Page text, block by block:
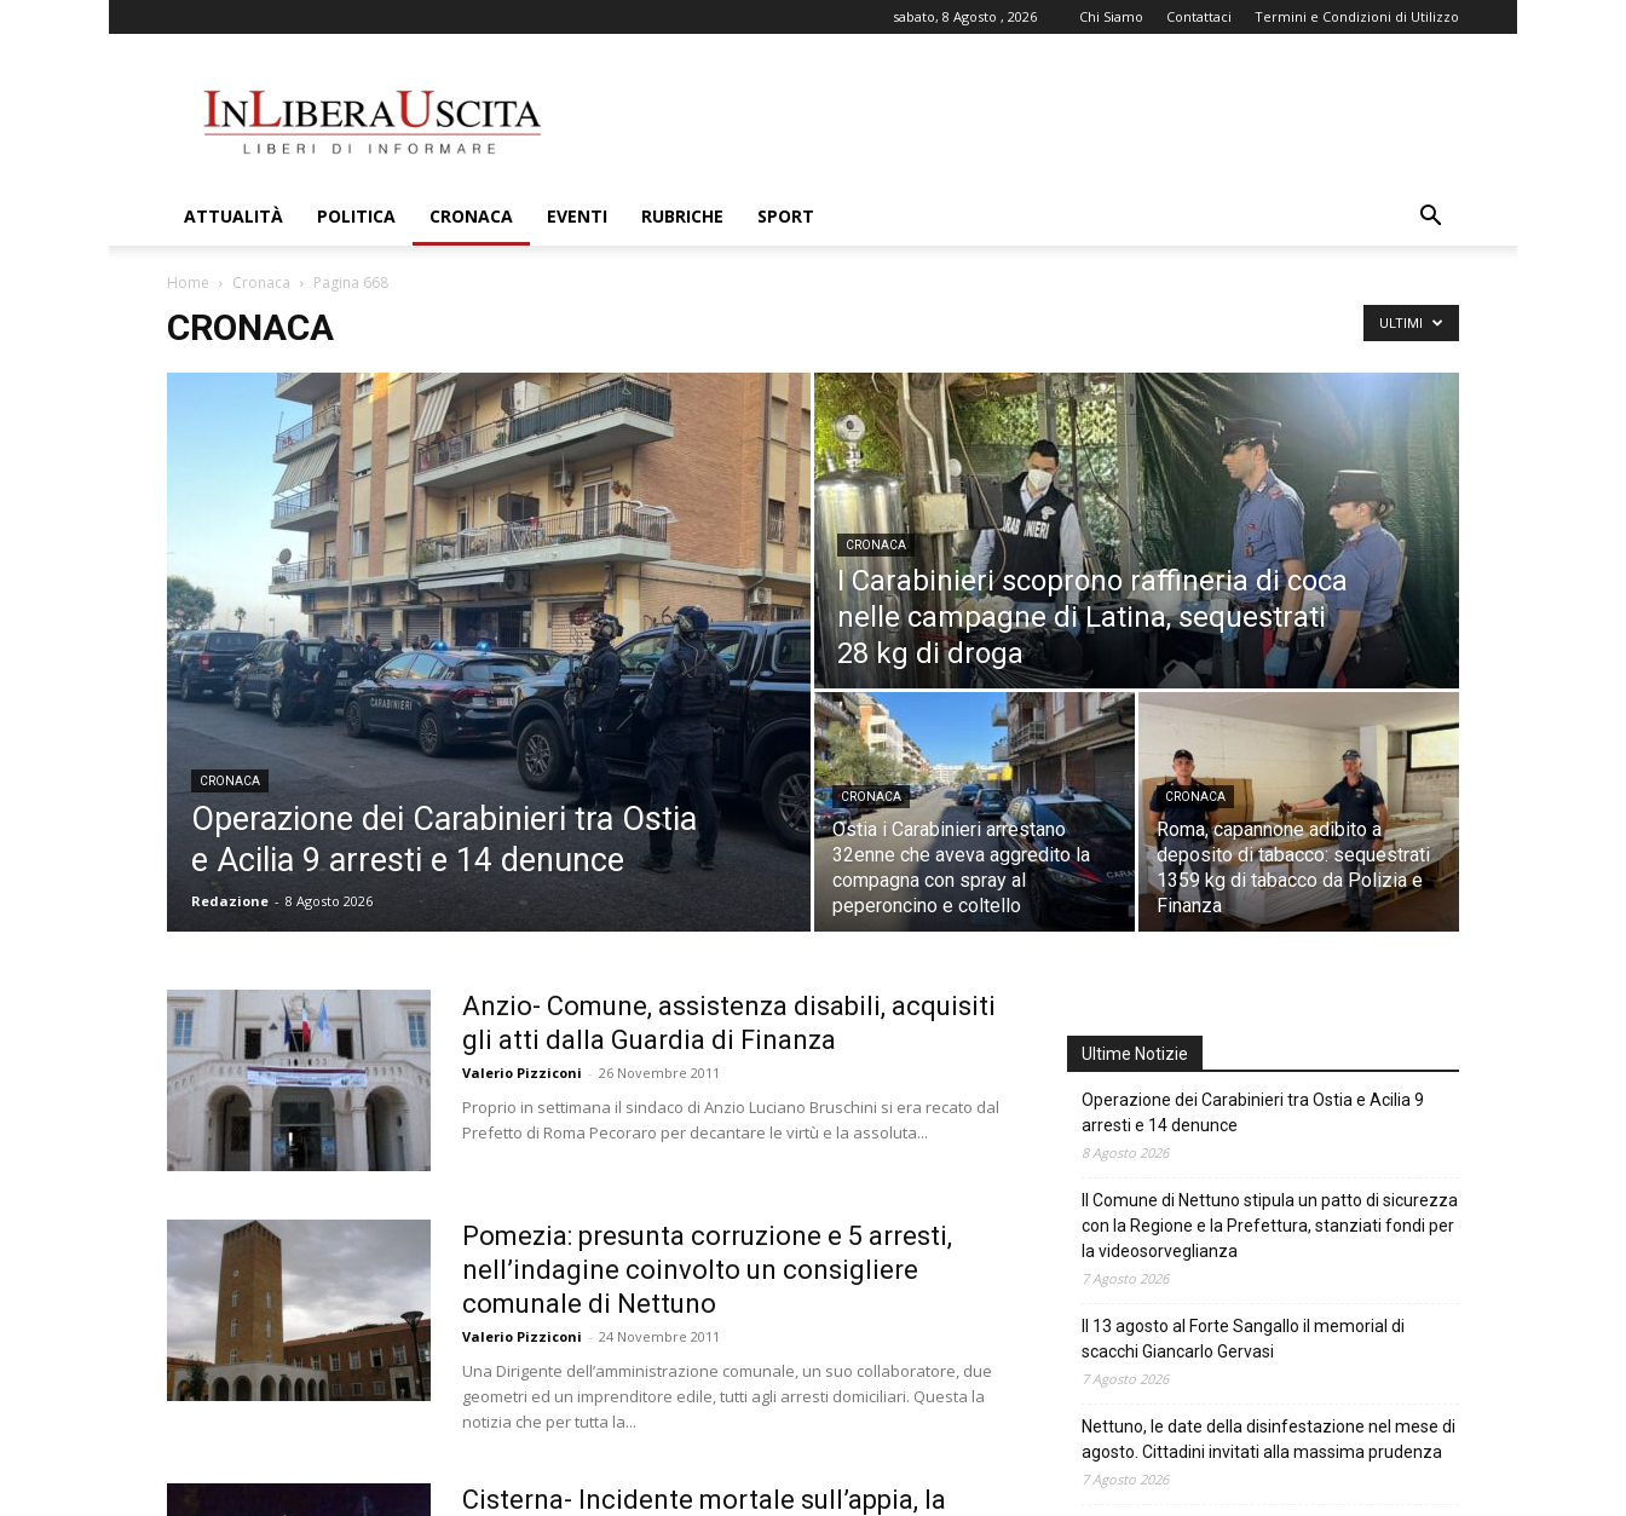
sabato, 8 Agosto , 2026 Chi Siamo Contattaci Termini e Condizioni di Utilizzo
ATTUALITÀ POLITICA CRONACA EVENTI RUBRICHE SPORT
Home Cronaca Pagina 668
CRONACA ULTIMI
CRONACA
Operazione dei Carabinieri tra Ostia
e Acilia 9 arresti e 14 denunce
Redazione - 8 Agosto 2026
CRONACA
I Carabinieri scoprono raffineria di coca
nelle campagne di Latina, sequestrati
28 kg di droga
CRONACA
Ostia i Carabinieri arrestano
32enne che aveva aggredito la
compagna con spray al
peperoncino e coltello
CRONACA
Roma, capannone adibito a
deposito di tabacco: sequestrati
1359 kg di tabacco da Polizia e
Finanza
Anzio- Comune, assistenza disabili, acquisiti
gli atti dalla Guardia di Finanza
Valerio Pizziconi - 26 Novembre 2011
Proprio in settimana il sindaco di Anzio Luciano Bruschini si era recato dal
Prefetto di Roma Pecoraro per decantare le virtù e la assoluta...
Pomezia: presunta corruzione e 5 arresti,
nell’indagine coinvolto un consigliere
comunale di Nettuno
Valerio Pizziconi - 24 Novembre 2011
Una Dirigente dell’amministrazione comunale, un suo collaboratore, due
geometri ed un imprenditore edile, tutti agli arresti domiciliari. Questa la
notizia che per tutta la...
Cisterna- Incidente mortale sull’appia, la
Ultime Notizie
Operazione dei Carabinieri tra Ostia e Acilia 9
arresti e 14 denunce
8 Agosto 2026
Il Comune di Nettuno stipula un patto di sicurezza
con la Regione e la Prefettura, stanziati fondi per
la videosorveglianza
7 Agosto 2026
Il 13 agosto al Forte Sangallo il memorial di
scacchi Giancarlo Gervasi
7 Agosto 2026
Nettuno, le date della disinfestazione nel mese di
agosto. Cittadini invitati alla massima prudenza
7 Agosto 2026